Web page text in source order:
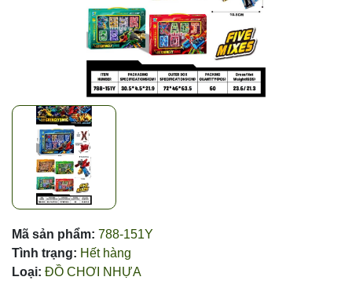
Mã sản phẩm: 788-151Y
Tình trạng: Hết hàng
Loại: ĐỒ CHƠI NHỰA